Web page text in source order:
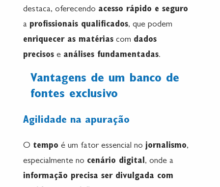
destaca, oferecendo acesso rápido e seguro
a profissionais qualificados, que podem
enriquecer as matérias com dados
precisos e análises fundamentadas.
Vantagens de um banco de
fontes exclusivo
Agilidade na apuração
O tempo é um fator essencial no jornalismo,
especialmente no cenário digital, onde a
informação precisa ser divulgada com